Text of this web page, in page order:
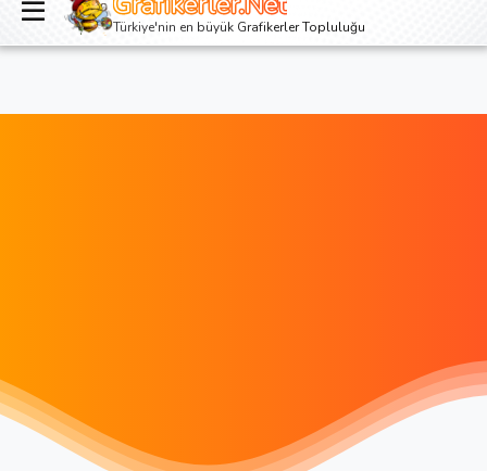
Giriş yap Kayıt ol
Türkiye'nin en büyük Grafikerler Topluluğu